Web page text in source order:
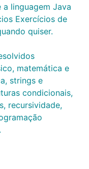
linguagem Java
Exercícios de
quiser.
matemática e
strings e
condicionais,
recursividade,